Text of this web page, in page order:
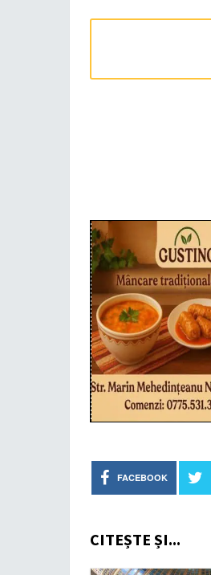
FACEBOOK
CITEȘTE ȘI...